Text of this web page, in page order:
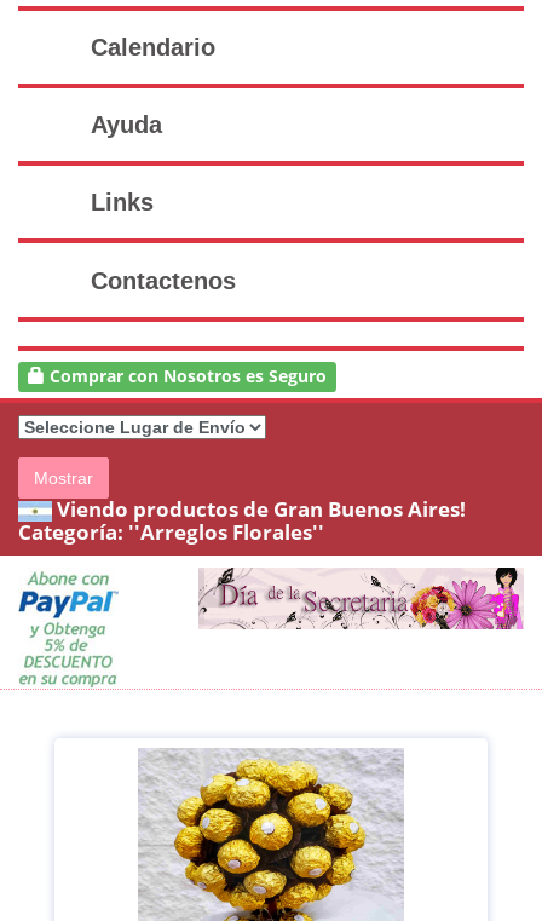
Calendario
Ayuda
Links
Contactenos
Comprar con Nosotros es Seguro
Mostrar
Viendo productos de Gran Buenos Aires!
Categoría: ''Arreglos Florales''